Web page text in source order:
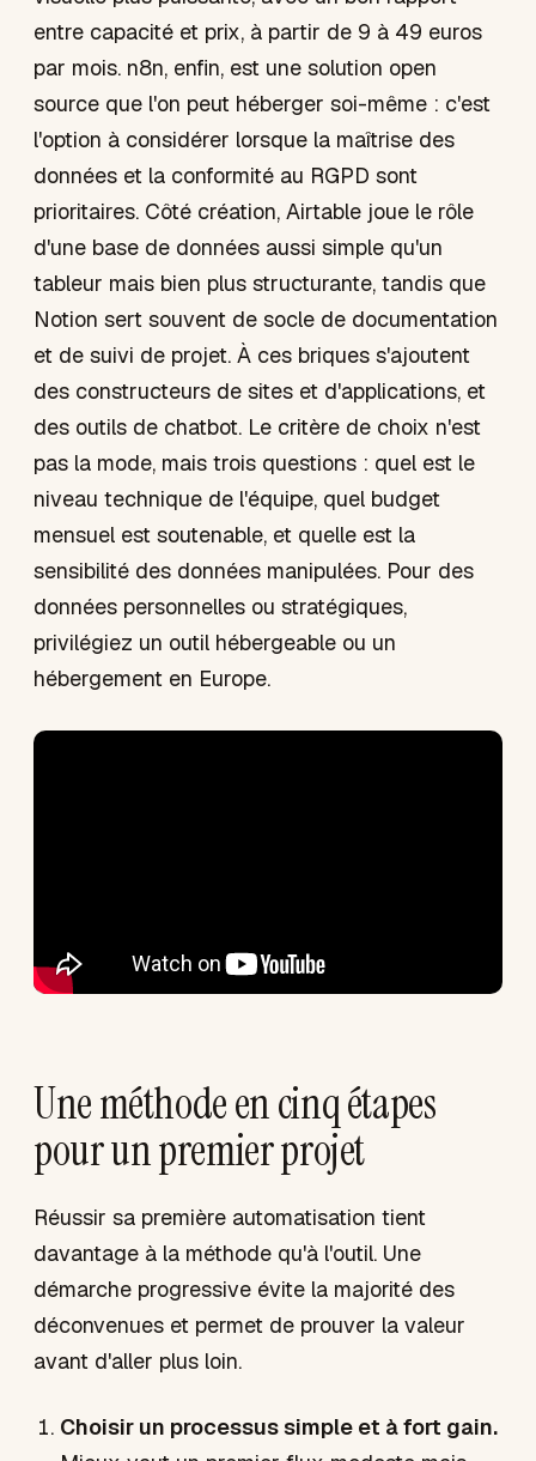
entre capacité et prix, à partir de 9 à 49 euros
par mois. n8n, enfin, est une solution open
source que l'on peut héberger soi-même : c'est
l'option à considérer lorsque la maîtrise des
données et la conformité au RGPD sont
prioritaires. Côté création, Airtable joue le rôle
d'une base de données aussi simple qu'un
tableur mais bien plus structurante, tandis que
Notion sert souvent de socle de documentation
et de suivi de projet. À ces briques s'ajoutent
des constructeurs de sites et d'applications, et
des outils de chatbot. Le critère de choix n'est
pas la mode, mais trois questions : quel est le
niveau technique de l'équipe, quel budget
mensuel est soutenable, et quelle est la
sensibilité des données manipulées. Pour des
données personnelles ou stratégiques,
privilégiez un outil hébergeable ou un
hébergement en Europe.
Une méthode en cinq étapes
pour un premier projet
Réussir sa première automatisation tient
davantage à la méthode qu'à l'outil. Une
démarche progressive évite la majorité des
déconvenues et permet de prouver la valeur
avant d'aller plus loin.
Choisir un processus simple et à fort gain.